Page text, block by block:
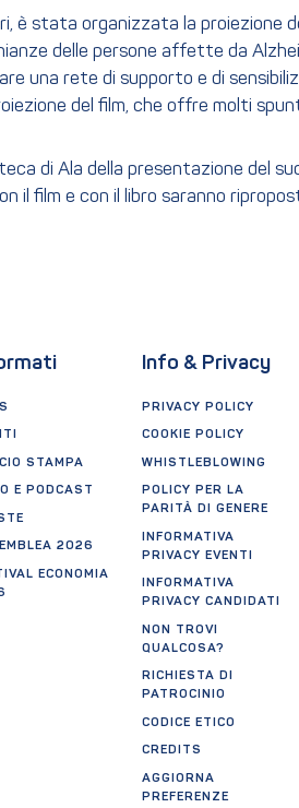
è stata organizzata la proiezione
delle persone affette da
una rete di supporto e di
del film, che offre molti
di Ala della presentazione del
il film e con il libro saranno
STAMPA
E PODCAST
2026
ECONOMIA
Info & Privacy
PRIVACY POLICY
COOKIE POLICY
WHISTLEBLOWING
POLICY PER LA
PARITÀ DI GENERE
INFORMATIVA
PRIVACY EVENTI
INFORMATIVA
PRIVACY CANDIDATI
NON TROVI
QUALCOSA?
RICHIESTA DI
PATROCINIO
CODICE ETICO
CREDITS
AGGIORNA
PREFERENZE